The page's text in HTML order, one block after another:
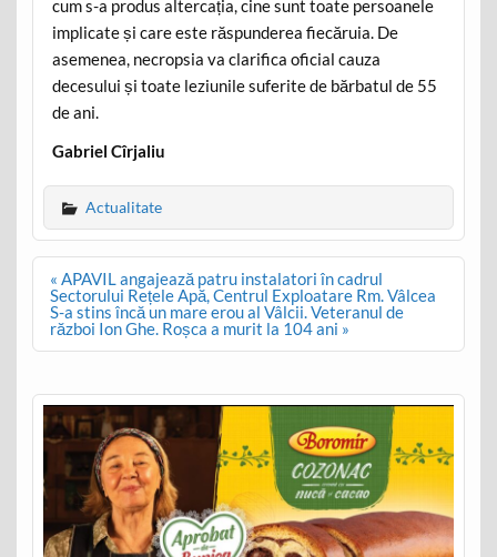
cum s-a produs altercația, cine sunt toate persoanele
implicate și care este răspunderea fiecăruia. De
asemenea, necropsia va clarifica oficial cauza
decesului și toate leziunile suferite de bărbatul de 55
de ani.
Gabriel Cîrjaliu
Actualitate
Post
navigation
« APAVIL angajează patru instalatori în cadrul
Sectorului Rețele Apă, Centrul Exploatare Rm. Vâlcea
S-a stins încă un mare erou al Vâlcii. Veteranul de
război Ion Ghe. Roșca a murit la 104 ani »